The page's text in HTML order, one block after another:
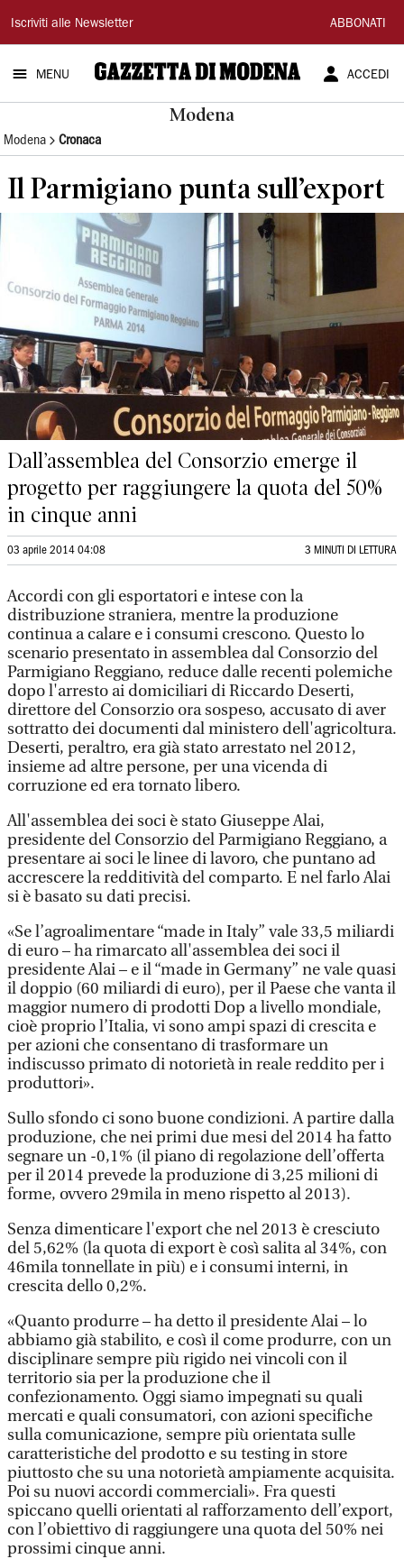
Gazzetta
di
Modena
Iscriviti alle Newsletter ABBONATI
MENU ACCEDI
Modena
Modena Cronaca
Il Parmigiano punta sull’export
Dall’assemblea del Consorzio emerge il
progetto per raggiungere la quota del 50%
in cinque anni
03 aprile 2014 04:08 3 MINUTI DI LETTURA
Accordi con gli esportatori e intese con la
distribuzione straniera, mentre la produzione
continua a calare e i consumi crescono. Questo lo
scenario presentato in assemblea dal Consorzio del
Parmigiano Reggiano, reduce dalle recenti polemiche
dopo l'arresto ai domiciliari di Riccardo Deserti,
direttore del Consorzio ora sospeso, accusato di aver
sottratto dei documenti dal ministero dell'agricoltura.
Deserti, peraltro, era già stato arrestato nel 2012,
insieme ad altre persone, per una vicenda di
corruzione ed era tornato libero.
All'assemblea dei soci è stato Giuseppe Alai,
presidente del Consorzio del Parmigiano Reggiano, a
presentare ai soci le linee di lavoro, che puntano ad
accrescere la redditività del comparto. E nel farlo Alai
si è basato su dati precisi.
«Se l’agroalimentare “made in Italy” vale 33,5 miliardi
di euro – ha rimarcato all'assemblea dei soci il
presidente Alai – e il “made in Germany” ne vale quasi
il doppio (60 miliardi di euro), per il Paese che vanta il
maggior numero di prodotti Dop a livello mondiale,
cioè proprio l’Italia, vi sono ampi spazi di crescita e
per azioni che consentano di trasformare un
indiscusso primato di notorietà in reale reddito per i
produttori».
Sullo sfondo ci sono buone condizioni. A partire dalla
produzione, che nei primi due mesi del 2014 ha fatto
segnare un -0,1% (il piano di regolazione dell’offerta
per il 2014 prevede la produzione di 3,25 milioni di
forme, ovvero 29mila in meno rispetto al 2013).
Senza dimenticare l'export che nel 2013 è cresciuto
del 5,62% (la quota di export è così salita al 34%, con
46mila tonnellate in più) e i consumi interni, in
crescita dello 0,2%.
«Quanto produrre – ha detto il presidente Alai – lo
abbiamo già stabilito, e così il come produrre, con un
disciplinare sempre più rigido nei vincoli con il
territorio sia per la produzione che il
confezionamento. Oggi siamo impegnati su quali
mercati e quali consumatori, con azioni specifiche
sulla comunicazione, sempre più orientata sulle
caratteristiche del prodotto e su testing in store
piuttosto che su una notorietà ampiamente acquisita.
Poi su nuovi accordi commerciali». Fra questi
spiccano quelli orientati al rafforzamento dell’export,
con l’obiettivo di raggiungere una quota del 50% nei
prossimi cinque anni.